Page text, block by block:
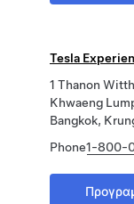
Tesla
1 Thanon
Khwaeng
Bangkok,
Phone1-800-